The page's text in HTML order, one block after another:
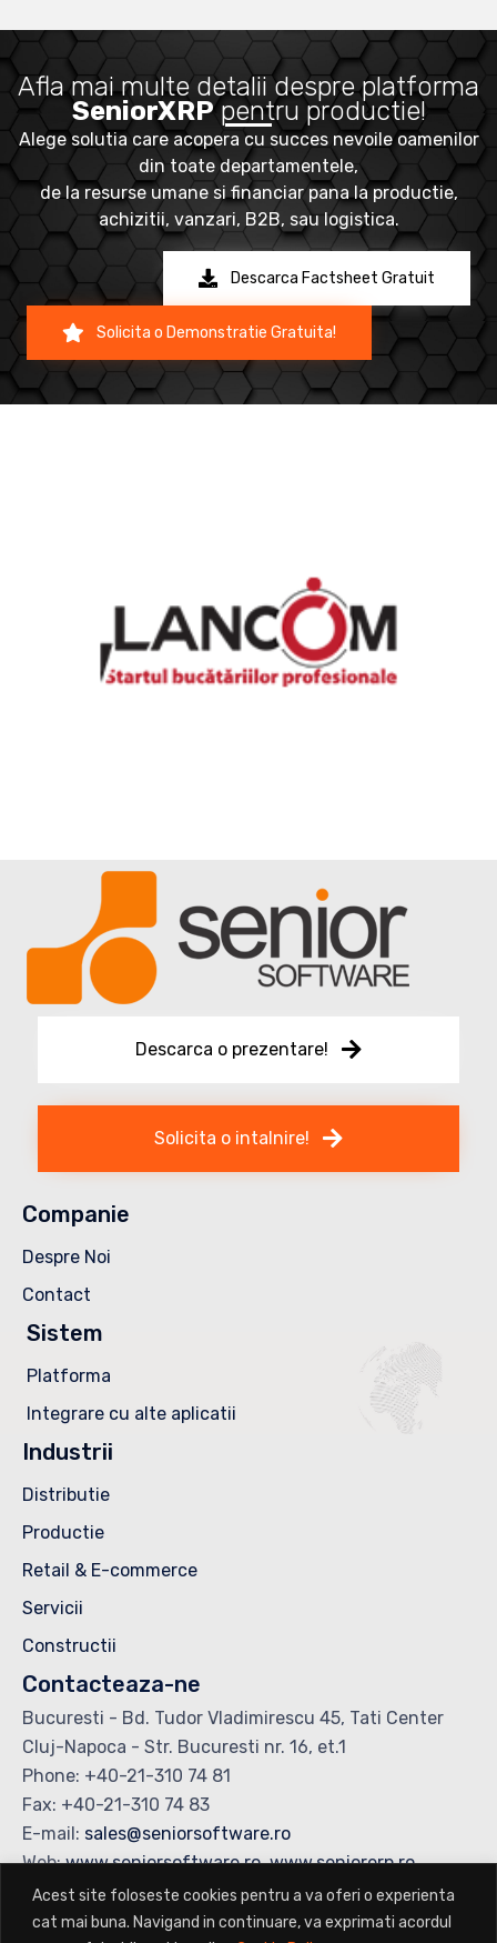
Acest site foloseste cookies pentru a va oferi o experienta
cat mai buna. Navigand in continuare, va exprimati acordul
Afla mai multe detalii despre platforma
SeniorXRPpentru productie!
Alege solutia care acopera cu succes nevoile oamenilor
din toate departamentele,
de la resurse umane si financiar pana la productie,
achizitii, vanzari, B2B, sau logistica.
Descarca Factsheet Gratuit
Solicita o Demonstratie Gratuita!
Descarca o prezentare!
Solicita o intalnire!
Companie
Despre Noi
Contact
Sistem
Platforma
Integrare cu alte aplicatii
Industrii
Distributie
Productie
Retail & E-commerce
Servicii
Constructii
Contacteaza-ne
Bucuresti - Bd. Tudor Vladimirescu 45, Tati Center
Cluj-Napoca - Str. Bucuresti nr. 16, et.1
Phone: +40-21-310 74 81
Fax: +40-21-310 74 83
E-mail: sales@seniorsoftware.ro
Web:www.seniorsoftware.ro,www.seniorerp.ro